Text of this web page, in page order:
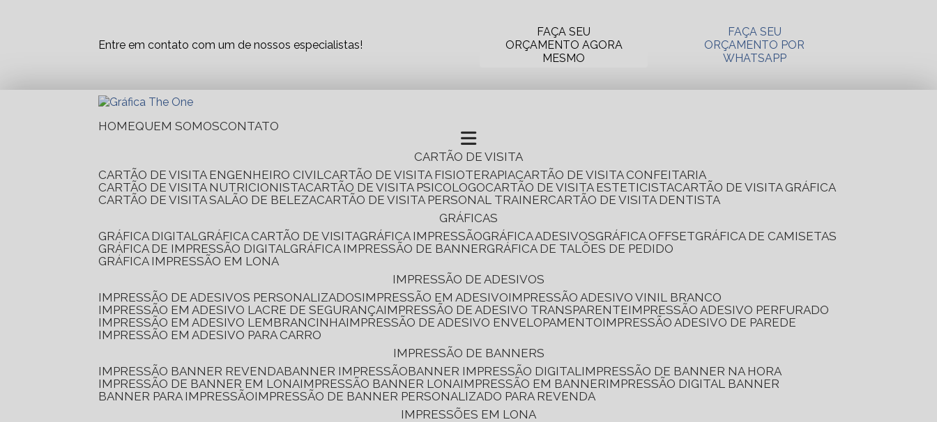
Entre em contato com um de nossos especialistas!
FAÇA SEU
ORÇAMENTO AGORA
MESMO
FAÇA SEU
ORÇAMENTO POR
WHATSAPP
HOME QUEM SOMOS CONTATO
CARTÃO DE VISITA
CARTÃO DE VISITA ENGENHEIRO CIVIL CARTÃO DE VISITA FISIOTERAPIA CARTÃO DE VISITA CONFEITARIA
CARTÃO DE VISITA NUTRICIONISTA CARTÃO DE VISITA PSICOLOGO CARTÃO DE VISITA ESTETICISTA CARTÃO DE VISITA GRÁFICA
CARTÃO DE VISITA SALÃO DE BELEZA CARTÃO DE VISITA PERSONAL TRAINER CARTÃO DE VISITA DENTISTA
GRÁFICAS
GRÁFICA DIGITAL
GRÁFICA CARTÃO DE VISITA GRÁFICA IMPRESSÃO GRÁFICA ADESIVOS GRÁFICA OFFSET
GRÁFICA DE CAMISETAS
GRÁFICA DE IMPRESSÃO DIGITAL
GRÁFICA IMPRESSÃO DE BANNER
GRÁFICA DE TALÕES DE PEDIDO
GRÁFICA IMPRESSÃO EM LONA
IMPRESSÃO DE ADESIVOS
IMPRESSÃO DE ADESIVOS PERSONALIZADOS IMPRESSÃO EM ADESIVO IMPRESSÃO ADESIVO VINIL BRANCO
IMPRESSÃO EM ADESIVO LACRE DE SEGURANÇA IMPRESSÃO DE ADESIVO TRANSPARENTE IMPRESSÃO ADESIVO PERFURADO
IMPRESSÃO EM ADESIVO LEMBRANCINHA IMPRESSÃO DE ADESIVO ENVELOPAMENTO IMPRESSÃO ADESIVO DE PAREDE
IMPRESSÃO EM ADESIVO PARA CARRO
IMPRESSÃO DE BANNERS
IMPRESSÃO BANNER REVENDA
BANNER IMPRESSÃO BANNER IMPRESSÃO DIGITAL IMPRESSÃO DE BANNER NA HORA
IMPRESSÃO DE BANNER EM LONA IMPRESSÃO BANNER LONA IMPRESSÃO EM BANNER IMPRESSÃO DIGITAL BANNER
BANNER PARA IMPRESSÃO IMPRESSÃO DE BANNER PERSONALIZADO PARA REVENDA
IMPRESSÕES EM LONA